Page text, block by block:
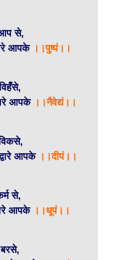
से,
आपके ।।पुष्पं।।
आपके ।।नैवेद्यं।।
आपके ।।दीपं।।
से,
आपके ।।धूपं।।